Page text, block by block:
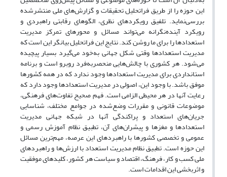
این حوزه را از طریق فراتحلیل تحقیقات و گزارش‌های ملی منتشرشده
بررسی‌نماید. تلفیق رویکرد‌های نظری، الگوهای رقابتی راهبردی و
رویکرد آینده‌نگرانه می‌تواند مسائل و محورهای تمرکز مدیریت
استعدادها را برای ما روشن کند. نتایج این فراتحلیل بیانگر این است که
مدیریت استعدادها وقتی شکل جهانی به‌خود می‌گیرد بسیار پیچیده
می‌شود. هر کشوری با چالش‌هایی منحصربه‌فرد روبرو است و برنامه
استانداردی برای مدیریت استعدادها وجود ندارد که در همه کشورها
موفق باشد. با وجود این، اصولی در مدیریت استعدادها وجود دارد که
رعایت آنها در هر محیطی الزامی است. فهم صحیح تفاوت‌های فرهنگی،
موضوعات قانونی و مقررات وضع‌شده در جوامع مختلف، شناسایی
جریان‌های استعداد و پراکندگی آنها در شبکه جهانی مدیریت
استعدادها و مغزها و پیشران‌های آن، تطبیق نظام آموزش رسمی و
عمومی و تخصصی کشورها با راهبردهای این عرصه، مهم‌ترین مسائل
این حوزه است. تطبیق نظام مدیریت استعداد با ارزش‌ها و راهبردهای
ملی کسب و کار، فرهنگ، اقتصاد و سیاست هر کشور، کلیدهای موفقیت
و اثربخشی این اقدامات است.